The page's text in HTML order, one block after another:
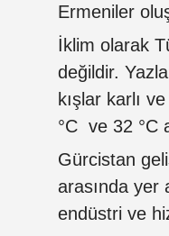
Ermeniler
İklim olarak
değildir.
kışlar karlı
°C ve 32 °C
Gürcistan
arasında yer
endüstri ve